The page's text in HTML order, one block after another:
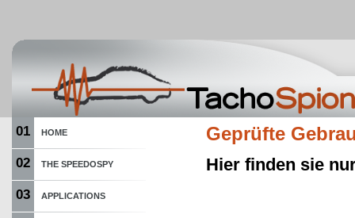
01 HOME
02 THE SPEEDOSPY
03 APPLICATIONS
Geprüfte
Hier finden sie